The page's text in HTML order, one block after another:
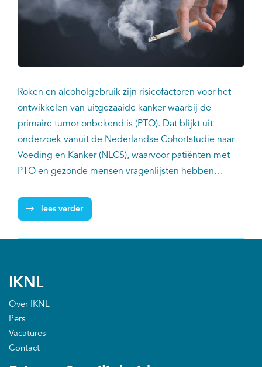
Roken en alcoholgebruik zijn risicofactoren voor het
ontwikkelen van uitgezaaide kanker waarbij de
primaire tumor onbekend is (PTO). Dat blijkt uit
onderzoek vanuit de Nederlandse Cohortstudie naar
Voeding en Kanker (NLCS), waarvoor patiënten met
PTO en gezonde mensen vragenlijsten hebben
lichaamsbouw, en lichamelijke activiteit is onderzocht,
hiervan werd geen relatie gevonden met het
lees verder
IKNL
Over IKNL
Pers
Vacatures
Contact